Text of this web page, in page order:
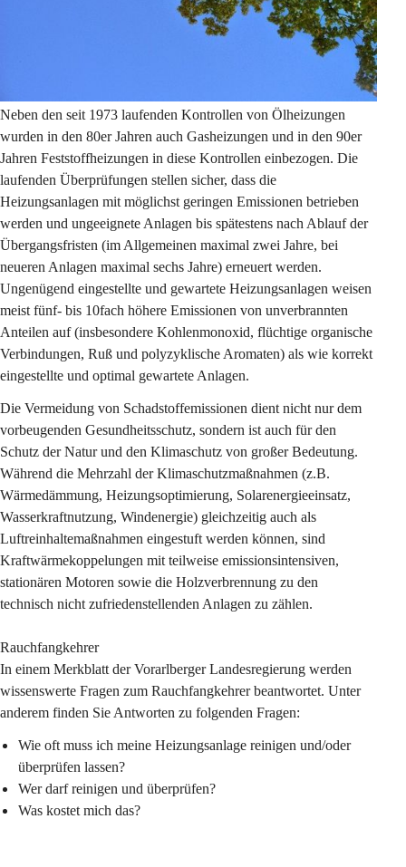
Neben den seit 1973 laufenden Kontrollen von Ölheizungen
wurden in den 80er Jahren auch Gasheizungen und in den 90er
Jahren Feststoffheizungen in diese Kontrollen einbezogen. Die
laufenden Überprüfungen stellen sicher, dass die
Heizungsanlagen mit möglichst geringen Emissionen betrieben
werden und ungeeignete Anlagen bis spätestens nach Ablauf der
Übergangsfristen (im Allgemeinen maximal zwei Jahre, bei
neueren Anlagen maximal sechs Jahre) erneuert werden.
Ungenügend eingestellte und gewartete Heizungsanlagen weisen
meist fünf- bis 10fach höhere Emissionen von unverbrannten
Anteilen auf (insbesondere Kohlenmonoxid, flüchtige organische
Verbindungen, Ruß und polyzyklische Aromaten) als wie korrekt
eingestellte und optimal gewartete Anlagen.
Die Vermeidung von Schadstoffemissionen dient nicht nur dem
vorbeugenden Gesundheitsschutz, sondern ist auch für den
Schutz der Natur und den Klimaschutz von großer Bedeutung.
Während die Mehrzahl der Klimaschutzmaßnahmen (z.B.
Wärmedämmung, Heizungsoptimierung, Solarenergieeinsatz,
Wasserkraftnutzung, Windenergie) gleichzeitig auch als
Luftreinhaltemaßnahmen eingestuft werden können, sind
Kraftwärmekoppelungen mit teilweise emissionsintensiven,
stationären Motoren sowie die Holzverbrennung zu den
technisch nicht zufriedenstellenden Anlagen zu zählen.
Rauchfangkehrer
In einem Merkblatt der Vorarlberger Landesregierung werden
wissenswerte Fragen zum Rauchfangkehrer beantwortet. Unter
anderem finden Sie Antworten zu folgenden Fragen:
Wie oft muss ich meine Heizungsanlage reinigen und/oder
überprüfen lassen?
Wer darf reinigen und überprüfen?
Was kostet mich das?